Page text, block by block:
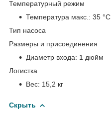
Температурный режим
Температура макс.: 35 °С
Тип насоса
Размеры и присоединения
Диаметр входа: 1 дюйм
Логистка
Вес: 15,2 кг
Скрыть